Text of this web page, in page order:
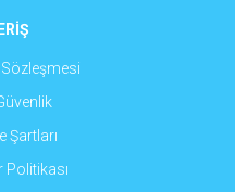
Sözleşmesi
Şartları
Politikası